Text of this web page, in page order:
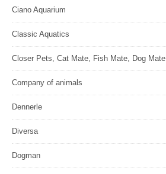
Ciano Aquarium
Classic Aquatics
Closer Pets, Cat Mate, Fish Mate, Dog Mate
Company of animals
Dennerle
Diversa
Dogman